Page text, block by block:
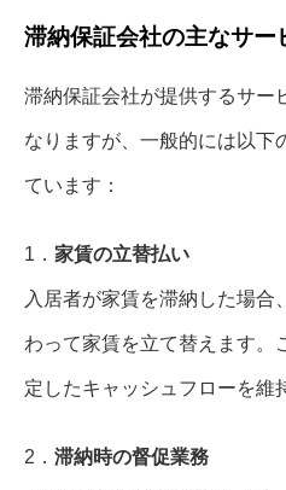
滞納保証会社の主なサー
滞納保証会社が提供するサー
なりますが、一般的には以下
ています：
1． 家賃の立替払い
入居者が家賃を滞納した場合
わって家賃を立て替えます。
定したキャッシュフローを維
2． 滞納時の督促業務